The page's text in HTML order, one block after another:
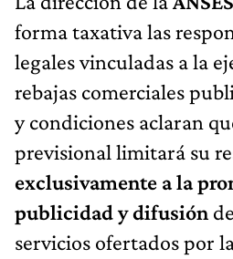
forma taxativa las
legales vinculadas a la
rebajas comerciales
y condiciones aclaran
previsional limitará su
exclusivamente a la
publicidad y difusión
servicios ofertados por